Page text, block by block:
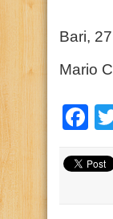
Bari,
Mario